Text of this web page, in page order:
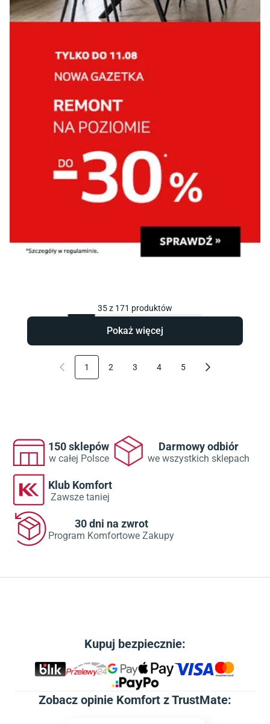
35z 171 produktów
Pokaż więcej
1 2 3 4 5
150 sklepów
w całej Polsce
Darmowy odbiór
we wszystkich sklepach
Klub Komfort
Zawsze taniej
30 dni na zwrot
Program Komfortowe Zakupy
Kupuj bezpiecznie:
Zobacz opinie Komfort z TrustMate: